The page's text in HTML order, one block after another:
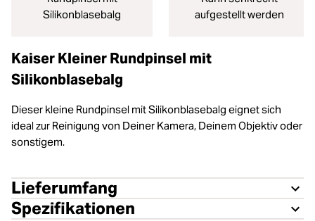
Silikonblasebalg
aufgestellt werden
Kaiser Kleiner Rundpinsel mit
Silikonblasebalg
Dieser kleine Rundpinsel mit Silikonblasebalg eignet sich
ideal zur Reinigung von Deiner Kamera, Deinem Objektiv oder
sonstigem.
Lieferumfang
Spezifikationen